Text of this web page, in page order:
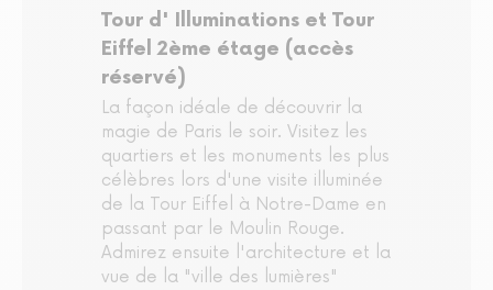
Tour d' Illuminations et Tour
Eiffel 2ème étage (accès
réservé)
La façon idéale de découvrir la
magie de Paris le soir. Visitez les
quartiers et les monuments les plus
célèbres lors d'une visite illuminée
de la Tour Eiffel à Notre-Dame en
passant par le Moulin Rouge.
Admirez ensuite l'architecture et la
vue de la "ville des lumières"